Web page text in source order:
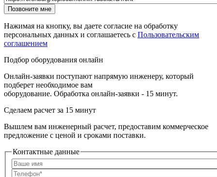
Url страницы
Website
URL
Позвоните мне
Нажимая на кнопку, вы даете согласие на обработку
персональных данных и соглашаетесь с Пользовательским
соглашением
Подбор оборудования онлайн
Онлайн-заявки поступают напрямую инженеру, который
подберет необходимое вам
оборудование. Обработка онлайн-заявки - 15 минут.
Сделаем расчет за 15 минут
Вышлем вам инженерный расчет, предоставим коммерческое
предложение с ценой и сроками поставки.
Контактные данные